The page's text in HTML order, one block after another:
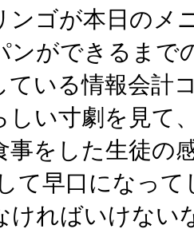
ンゴが本日のメ
ンができるま
ている情報会計
しい寸劇を見て
事をした生徒の
て早口になっ
ければいけない